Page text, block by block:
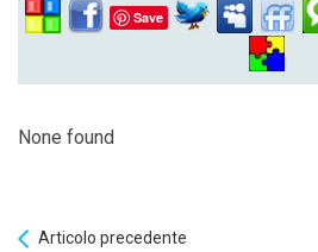
Save
None found
Articolo precedente